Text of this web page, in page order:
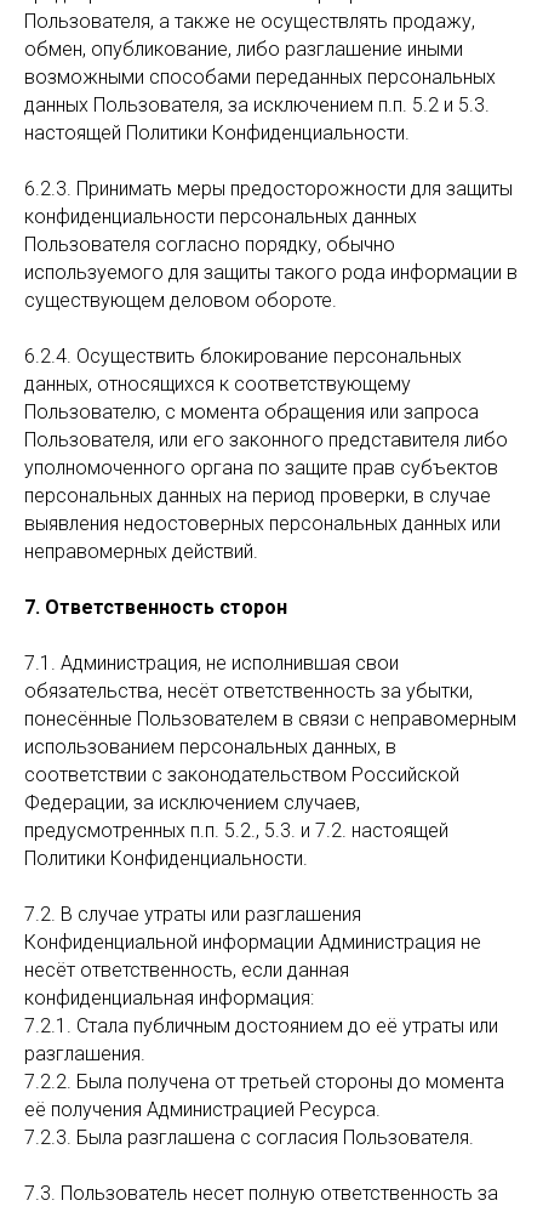
Пользователя, а также не осуществлять продажу,
обмен, опубликование, либо разглашение иными
возможными способами переданных персональных
данных Пользователя, за исключением п.п. 5.2 и 5.3.
настоящей Политики Конфиденциальности.
6.2.3. Принимать меры предосторожности для защиты
конфиденциальности персональных данных
Пользователя согласно порядку, обычно
используемого для защиты такого рода информации в
существующем деловом обороте.
6.2.4. Осуществить блокирование персональных
данных, относящихся к соответствующему
Пользователю, с момента обращения или запроса
Пользователя, или его законного представителя либо
уполномоченного органа по защите прав субъектов
персональных данных на период проверки, в случае
выявления недостоверных персональных данных или
неправомерных действий.
7. Ответственность сторон
7.1. Администрация, не исполнившая свои
обязательства, несёт ответственность за убытки,
понесённые Пользователем в связи с неправомерным
использованием персональных данных, в
соответствии с законодательством Российской
Федерации, за исключением случаев,
предусмотренных п.п. 5.2., 5.3. и 7.2. настоящей
Политики Конфиденциальности.
7.2. В случае утраты или разглашения
Конфиденциальной информации Администрация не
несёт ответственность, если данная
конфиденциальная информация:
7.2.1. Стала публичным достоянием до её утраты или
разглашения.
7.2.2. Была получена от третьей стороны до момента
её получения Администрацией Ресурса.
7.2.3. Была разглашена с согласия Пользователя.
7.3. Пользователь несет полную ответственность за